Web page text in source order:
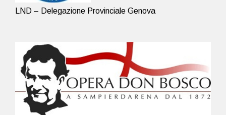
LND – Delegazione Provinciale Genova